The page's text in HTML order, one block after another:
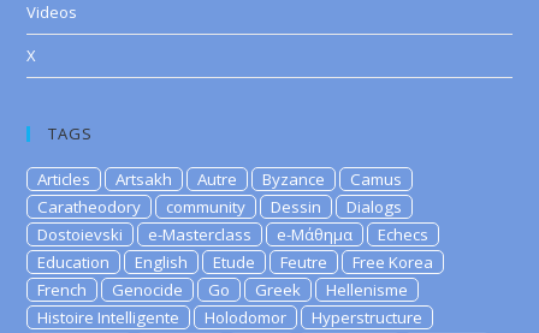
Videos
X
TAGS
Articles Artsakh Autre Byzance
Camus
Caratheodory
community Dessin
Dialogs
Dostoievski
e-Masterclass e-Μάθημα
Echecs
Education
English Etude Feutre
Free Korea
French
Genocide Go Greek
Hellenisme
Histoire Intelligente
Holodomor
Hyperstructure